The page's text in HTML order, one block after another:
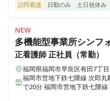
医療施設型ホスピス 医心館
医療施設型ホスピス 医心館
三重県鈴鹿市末広東5番（住所未定）
医療施設型ホスピス 医心館
大阪府豊中市立花町１丁目6-31
訪問看護 日勤のみ 土日祝休み
NEW
多機能型事業所シンフ
正看護師正社員（常勤）
福岡県福岡市早良区有田7丁
福岡市営地下鉄七隈線 次郎丸
で20分 福岡市営地下鉄七隈線